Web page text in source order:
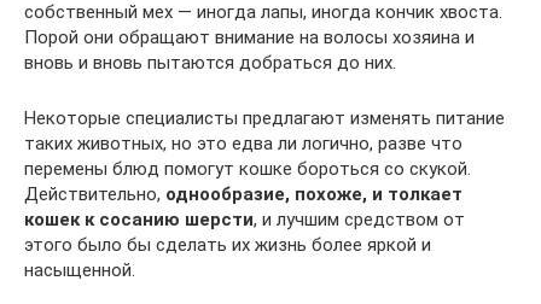
собственный мех — иногда лапы, иногда кончик хвоста.
Порой они обращают внимание на волосы хозяина и
вновь и вновь пытаются добраться до них.
Некоторые специалисты предлагают изменять питание
таких животных, но это едва ли логично, разве что
перемены блюд помогут кошке бороться со скукой.
Действительно, однообразие, похоже, и толкает
кошек к сосанию шерсти, и лучшим средством от
этого было бы сделать их жизнь более яркой и
насыщенной.